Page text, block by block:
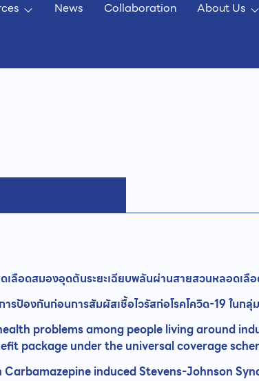
News Collaboration About Us
เลือดสมองอุดตันระยะเฉียบพลันผ่านสายสวนหลอดเ
รป้องกันก่อนการสัมผัสเชื้อไวรัสก่อโรคโควิด-19 ในกลุ่
problems among people living around
package under the universal coverage
induced Stevens-Johnson